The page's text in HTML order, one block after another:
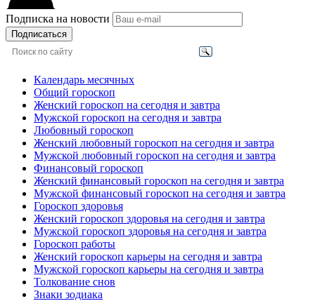
Подписка на новости
Подписаться
Календарь месячных
Общий гороскоп
Женский гороскоп на сегодня и завтра
Мужской гороскоп на сегодня и завтра
Любовный гороскоп
Женский любовный гороскоп на сегодня и завтра
Мужской любовный гороскоп на сегодня и завтра
Финансовый гороскоп
Женский финансовый гороскоп на сегодня и завтра
Мужской финансовый гороскоп на сегодня и завтра
Гороскоп здоровья
Женский гороскоп здоровья на сегодня и завтра
Мужской гороскоп здоровья на сегодня и завтра
Гороскоп работы
Женский гороскоп карьеры на сегодня и завтра
Мужской гороскоп карьеры на сегодня и завтра
Толкование снов
Знаки зодиака